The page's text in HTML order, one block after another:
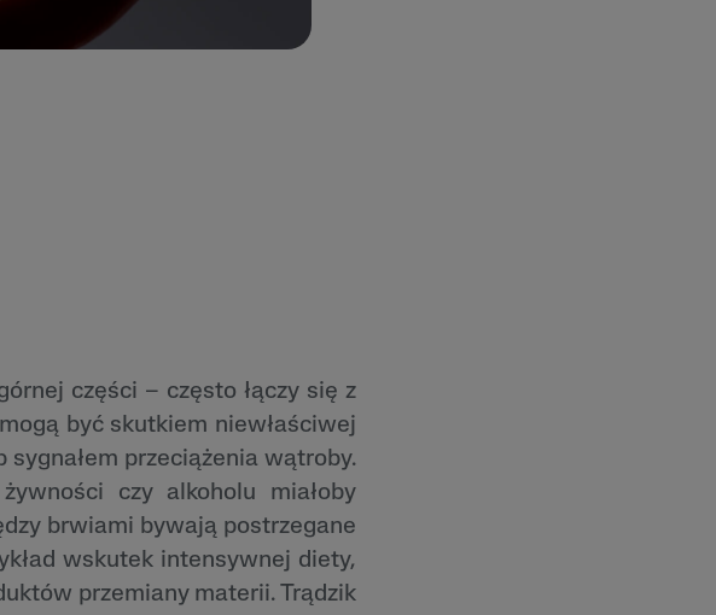
części – często łączy się z
być skutkiem niewłaściwej
przeciążenia wątroby.
czy alkoholu miałoby
brwiami bywają postrzegane
wskutek intensywnej diety,
przemiany materii. Trądzik